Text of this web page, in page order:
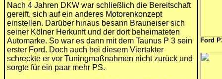
Nach 4 Jahren DKW war schließlich die Bereitschaft
gereift, sich auf ein anderes Motorenkonzept
einstellen. Darüber hinaus besann Brauneiser sich
seiner Kölner Herkunft und der dort beheimateten
Automarke. So war es dann mit dem Taunus P 3 sein
erster Ford. Doch auch bei diesem Viertakter
schreckte er vor Tuningmaßnahmen nicht zurück und
sorgte für ein paar mehr PS.
Ford